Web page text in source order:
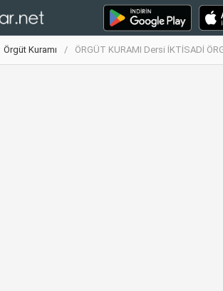
Örgüt Kuramı ÖRGÜT KURAMI Dersi İKTİSADİ